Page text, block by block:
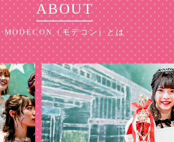
ABOUT
MODECON（モデコン）とは